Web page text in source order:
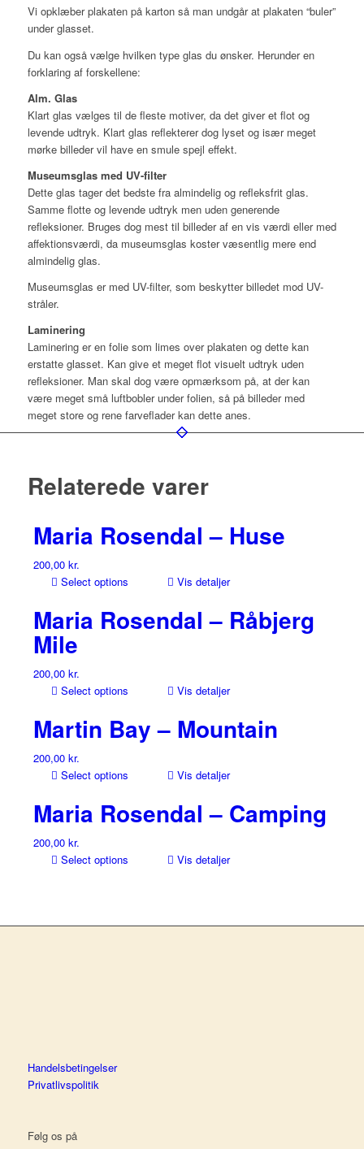
Vi opklæber plakaten på karton så man undgår at plakaten “buler”
under glasset.
Du kan også vælge hvilken type glas du ønsker. Herunder en
forklaring af forskellene:
Alm. Glas
Klart glas vælges til de fleste motiver, da det giver et flot og
levende udtryk. Klart glas reflekterer dog lyset og især meget
mørke billeder vil have en smule spejl effekt.
Museumsglas med UV-filter
Dette glas tager det bedste fra almindelig og refleksfrit glas.
Samme flotte og levende udtryk men uden generende
refleksioner. Bruges dog mest til billeder af en vis værdi eller med
affektionsværdi, da museumsglas koster væsentlig mere end
almindelig glas.
Museumsglas er med UV-filter, som beskytter billedet mod UV-
stråler.
Laminering
Laminering er en folie som limes over plakaten og dette kan
erstatte glasset. Kan give et meget flot visuelt udtryk uden
refleksioner. Man skal dog være opmærksom på, at der kan
være meget små luftbobler under folien, så på billeder med
meget store og rene farveflader kan dette anes.
Relaterede varer
Maria Rosendal – Huse
200,00 kr.
Select options
Vis detaljer
Maria Rosendal – Råbjerg
Mile
200,00 kr.
Select options
Vis detaljer
Martin Bay – Mountain
200,00 kr.
Select options
Vis detaljer
Maria Rosendal – Camping
200,00 kr.
Select options
Vis detaljer
Handelsbetingelser
Privatlivspolitik
Følg os på